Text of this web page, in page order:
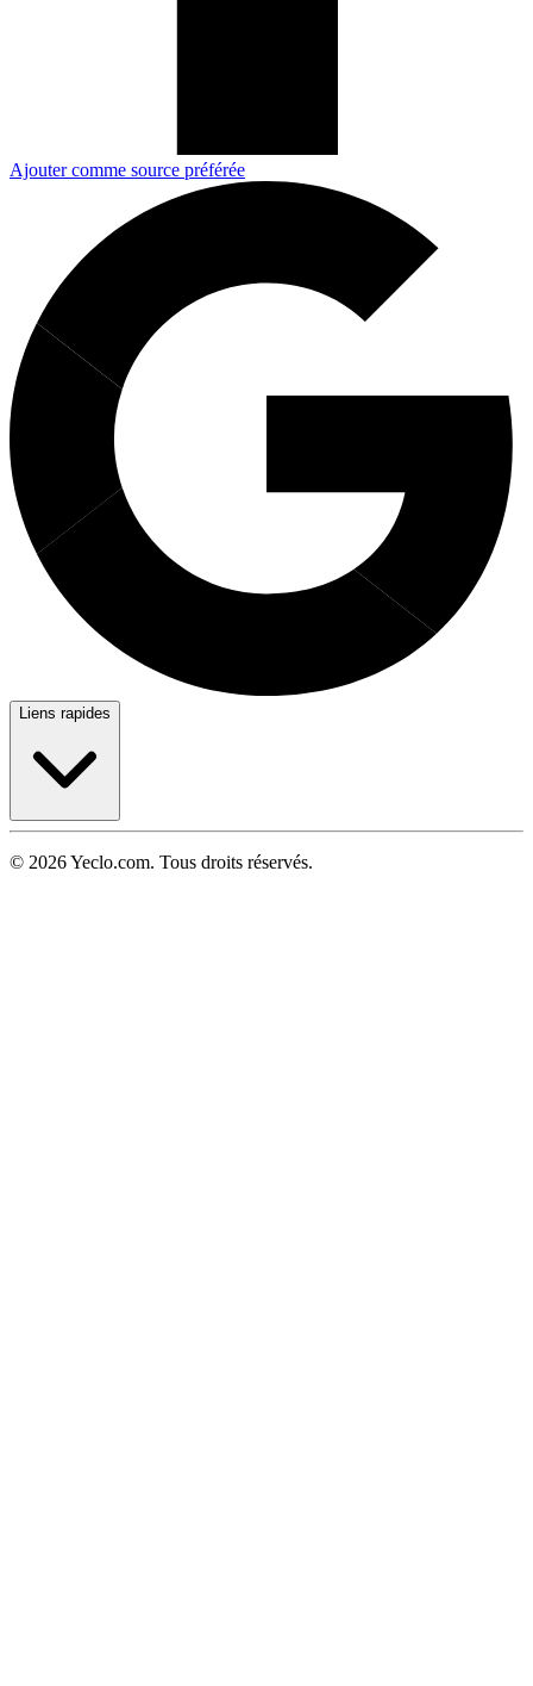
Ajouter comme source préférée
Liens rapides
© 2026 Yeclo.com. Tous droits réservés.